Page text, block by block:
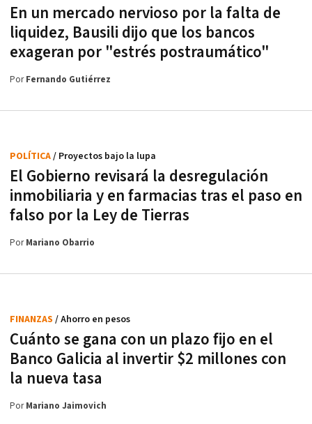
En un mercado nervioso por la falta de
liquidez, Bausili dijo que los bancos
exageran por "estrés postraumático"
PorFernando Gutiérrez
El Gobierno revisará la desregulación
inmobiliaria y en farmacias tras el paso en
falso por la Ley de Tierras
POLÍTICA/ Proyectos bajo la lupa
PorMariano Obarrio
Cuánto se gana con un plazo fijo en el
Banco Galicia al invertir $2 millones con
la nueva tasa
FINANZAS / Ahorro en pesos
PorMariano Jaimovich